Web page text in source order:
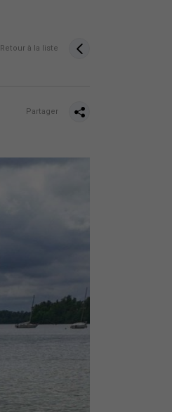
Retour à la liste
Partager